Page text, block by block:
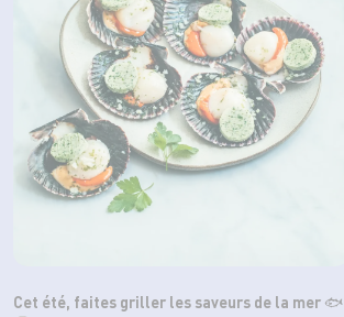
Cet été, faites griller les saveurs de la mer 🐟